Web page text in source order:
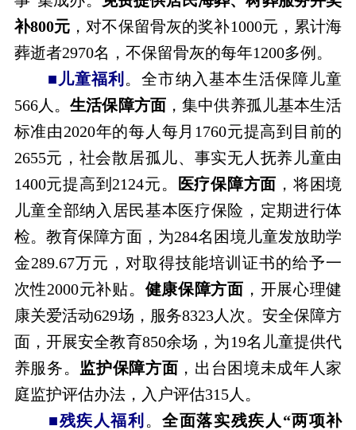
补800元 ，对不保留骨灰的奖补1000元，累计海
葬逝者2970名，不保留骨灰的每年1200多例。
■儿童福利 。全市纳入基本生活保障儿童
566人。生活保障方面，集中供养孤儿基本生活
标准由2020年的每人每月1760元提高到目前的
2655元，社会散居孤儿、事实无人抚养儿童由
1400元提高到2124元。
医疗保障方面 ，将困境
儿童全部纳入居民基本医疗保险，定期进行体
检。教育保障方面，为284名困境儿童发放助学
金289.67万元，对取得技能培训证书的给予一
次性2000元补贴。 健康保障方面 ，开展心理健
康关爱活动629场，服务8323人次。安全保障方
面，开展安全教育850余场，为19名儿童提供代
养服务。 监护保障方面 ，出台困境未成年人家
庭监护评估办法，入户评估315人。
■残疾人福利 。全面落实残疾人“两项补